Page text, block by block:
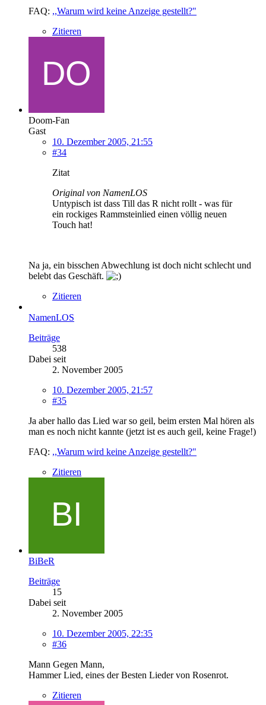
FAQ: ,,Warum wird keine Anzeige gestellt?"
Zitieren
Doom-Fan
Gast
10. Dezember 2005, 21:55
#34
Zitat
Original von NamenLOS
Untypisch ist dass Till das R nicht rollt - was für
ein rockiges Rammsteinlied einen völlig neuen
Touch hat!
Na ja, ein bisschen Abwechlung ist doch nicht schlecht und
belebt das Geschäft.
Zitieren
NamenLOS
Beiträge
538
Dabei seit
2. November 2005
10. Dezember 2005, 21:57
#35
Ja aber hallo das Lied war so geil, beim ersten Mal hören als
man es noch nicht kannte (jetzt ist es auch geil, keine Frage!)
FAQ: ,,Warum wird keine Anzeige gestellt?"
Zitieren
BiBeR
Beiträge
15
Dabei seit
2. November 2005
10. Dezember 2005, 22:35
#36
Mann Gegen Mann,
Hammer Lied, eines der Besten Lieder von Rosenrot.
Zitieren